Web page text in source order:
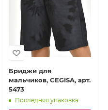
Бриджи для
мальчиков, CEGISA, арт.
5473
Последняя упаковка